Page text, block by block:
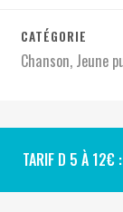
CATÉGORIE
Chanson Jeune
TARIF D 5 À 12€ :